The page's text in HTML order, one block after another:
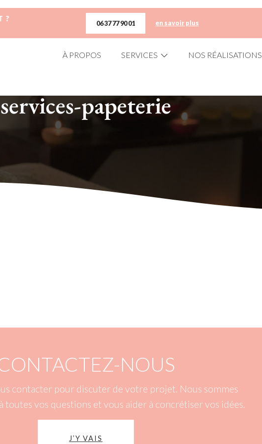
?
06 37 77 90 01 en savoir plus
À PROPOS SERVICES NOS RÉALISATIONS
services-papeterie
NOUS
contacter pour discuter de votre projet. Nous sommes
toutes vos questions et vous aider à concrétiser vos idées.
J’Y VAIS